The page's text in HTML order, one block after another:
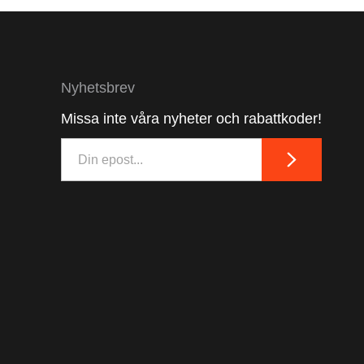
Nyhetsbrev
Missa inte våra nyheter och rabattkoder!